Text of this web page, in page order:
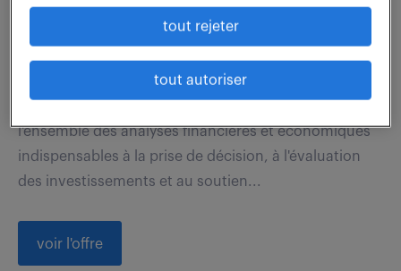
Rouen (76) CDI 55 000 - 60 000 € / an
l'ensemble des analyses financières et économiques
indispensables à la prise de décision, à l'évaluation
des investissements et au soutien...
voir l'offre
tout rejeter
tout autoriser